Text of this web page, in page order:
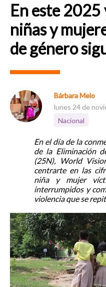
En este
niñas y
de género
Bárbara Melo
lunes 24 de
Nacional
En el día de la
de la Eliminación
(25N), World
centrarte en las
niña y mujer
interrumpidos y
violencia que se